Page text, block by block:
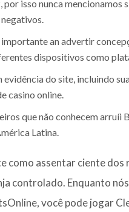
por isso nunca
an advertir
dispositivos como
evidência do site, incluindo
casino online.
que não conhecem
Latina.
como assentar ciente
controlado. Enquanto
você pode jogar